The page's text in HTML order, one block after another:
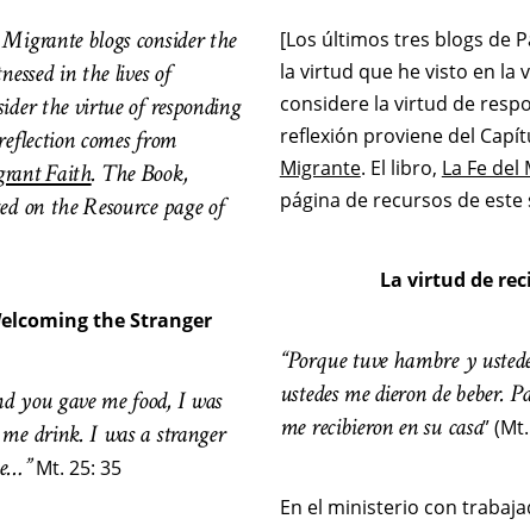
blogs consider the
in the lives of
the virtue of responding
comes from
Faith. The Book,
on the Resource page of
the Stranger
you gave me food, I was
drink. I was a stranger
Mt. 25: 35
[Los últimos tres blogs de
la virtud que he visto en la
considere la virtud de
reflexión proviene del
Migrante. El libro, La Fe del
página de recursos de este
La virtud de
“Porque tuve hambre y
ustedes me dieron de beber.
me recibieron en su casa”
En el ministerio con